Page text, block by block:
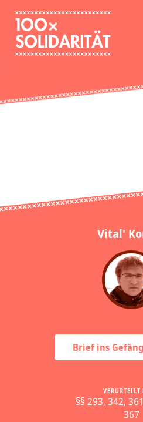
Vital'
Brief ins
VERURTEILT
§§ 293, 342,
367